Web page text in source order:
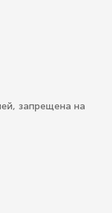
запрещена на